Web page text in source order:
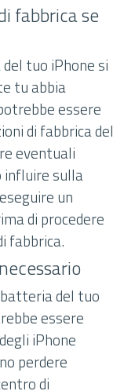
fabbrica se
tuo iPhone si
tu abbia
essere
di fabbrica del
eventuali
sulla
un
di procedere
fabbrica.
del tuo
essere
iPhone
perdere
di